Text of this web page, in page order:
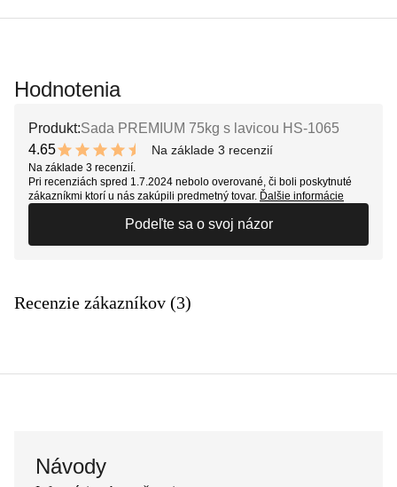
Hodnotenia
Produkt:Sada PREMIUM 75kg s lavicou HS-1065
4.65
9.3 out of 10 stars
Na základe 3 recenzií
Na základe 3 recenzií.
Pri recenziách spred 1.7.2024 nebolo overované, či boli poskytnuté
zákazníkmi ktorí u nás zakúpili predmetný tovar. Ďalšie informácie
Podeľte sa o svoj názor
Recenzie zákazníkov (3)
Návody